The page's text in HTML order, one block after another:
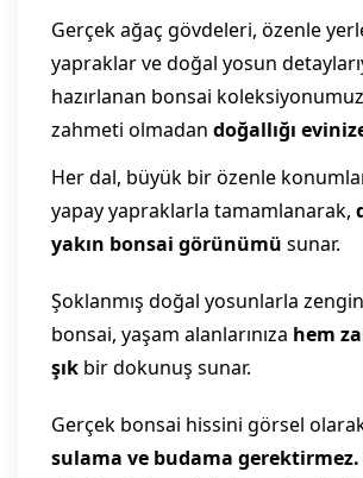
Gerçek ağaç gövdeleri, özenle
yapraklar ve doğal yosun
hazırlanan bonsai
zahmeti olmadan doğallığı
Her dal, büyük bir özenle
yapay yapraklarla tamamlanarak,
yakın bonsai görünümü sunar.
Şoklanmış doğal yosunlarla
bonsai, yaşam alanlarınıza hem
şık bir dokunuş sunar.
Gerçek bonsai hissini görsel
sulama ve budama gerektirmez.